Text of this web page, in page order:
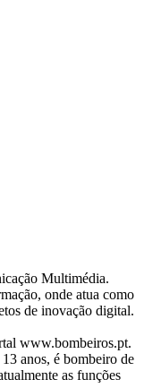
Multimédia.
onde atua como
de inovação digital.
www.bombeiros.pt.
anos, é bombeiro de
as funções